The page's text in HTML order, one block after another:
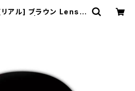
リアル] ブラウン Lens e